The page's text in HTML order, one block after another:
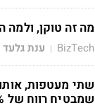
מה זה טוקן,
BizTech
| ענת גלעד
שתי מעטפות,
שמבטיח רווח של 25% ומתפרק בדרך